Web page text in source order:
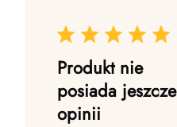
Produkt nie
posiada jeszcze
opinii